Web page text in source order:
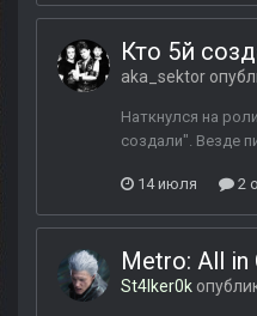
Кто 5й
aka_sektor
Наткнулся на
создали". Везде
14 июля 2
Metro: All in
St4lker0k